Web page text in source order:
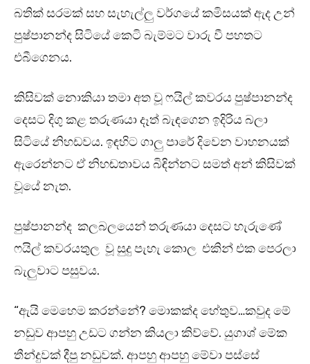
බතික් සරමක් සහ සැහැල්ලු වර්ගයේ කමිසයක් ඇද උන්
පුෂ්පානන්ද සිටියේ කෙටි බැම්මට වාරු වී පහතට
එබීගෙනය.
කිසිවක් නොකියා තමා අත වූ ෆයිල් කවරය පුෂ්පානන්ද
දෙසට දිගු කළ තරුණයා දෑත් බැඳගෙන ඉදිරිය බලා
සිටියේ නිහඩවය. ඉඳහිට ගාලු පාරේ දිවෙන වාහනයක්
ඇරෙන්නට ඒ නිහඬතාවය බිඳින්නට සමත් අන් කිසිවක්
වූයේ නැත.
පුෂ්පානන්ද කලබලයෙන් තරුණයා දෙසට හැරුණේ
ෆයිල් කවරයතුල වූ සුදු පැහැ කොල එකින් එක පෙරලා
බැලුවාට පසුවය.
“ඇයි මෙහෙම කරන්නේ? මොකක්ද හේතුව…කවුද මේ
නඩුව ආපහු උඩට ගන්න කියලා කිව්වේ. යුගාශ් මේක
තීන්දුවක් දීපු නඩුවක්. ආපහු ආපහු මේවා පස්සේ